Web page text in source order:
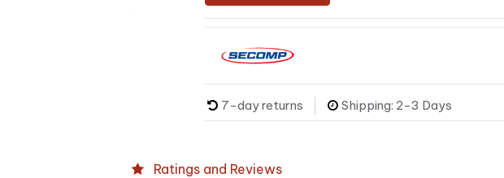
7-day returns Shipping: 2-3 Days
Ratings and Reviews